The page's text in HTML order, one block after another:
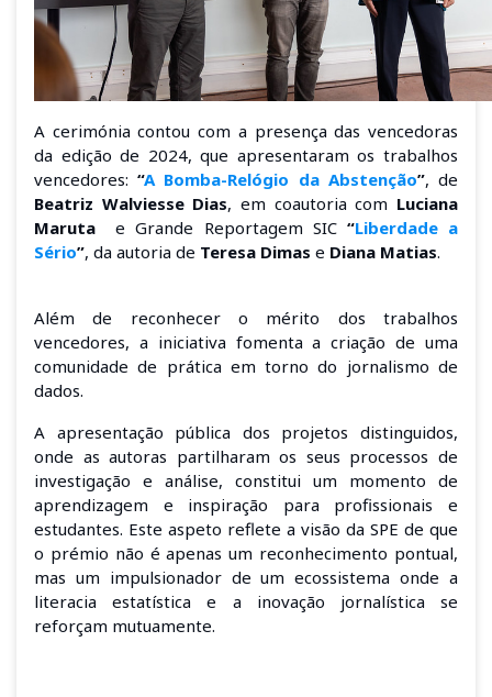
A cerimónia contou com a presença das vencedoras
da edição de 2024, que apresentaram os trabalhos
vencedores:“A Bomba-Relógio da Abstenção”, de
Beatriz Walviesse Dias, em coautoria com Luciana
Maruta e Grande Reportagem SIC “Liberdade a
Sério”, da autoria de Teresa Dimas e Diana Matias.
Além de reconhecer o mérito dos trabalhos
vencedores, a iniciativa fomenta a criação de uma
comunidade de prática em torno do jornalismo de
dados.
A apresentação pública dos projetos distinguidos,
onde as autoras partilharam os seus processos de
investigação e análise, constitui um momento de
aprendizagem e inspiração para profissionais e
estudantes. Este aspeto reflete a visão da SPE de que
o prémio não é apenas um reconhecimento pontual,
mas um impulsionador de um ecossistema onde a
literacia estatística e a inovação jornalística se
reforçam mutuamente.